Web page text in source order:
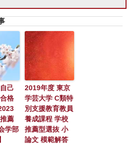
己
格
薦
学部
2019年度 東京
学芸大学 C類特
別支援教育教員
養成課程 学校
推薦型選抜 小
論文 模範解答